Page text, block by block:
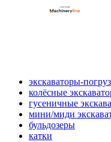
экскаваторы-
колёсные
гусеничные
мини/миди
бульдозеры
катки